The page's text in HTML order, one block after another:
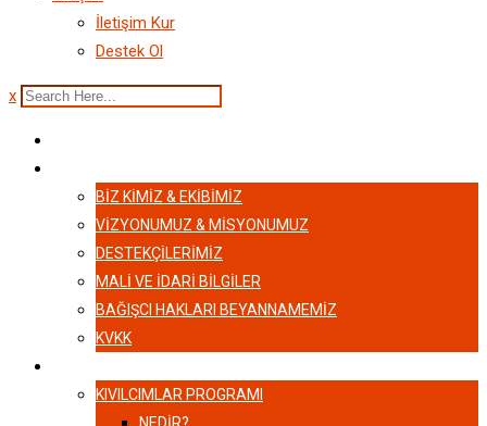
İletişim Kur
Destek Ol
x
BIZ KIMIZ & EKIBIMIZ
VİZYONUMUZ & MİSYONUMUZ
DESTEKÇILERIMIZ
MALI VE İDARI BILGILER
BAĞIŞCI HAKLARI BEYANNAMEMIZ
KVKK
KIVILCIMLAR PROGRAMI